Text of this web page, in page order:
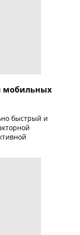
мобильных
быстрый и